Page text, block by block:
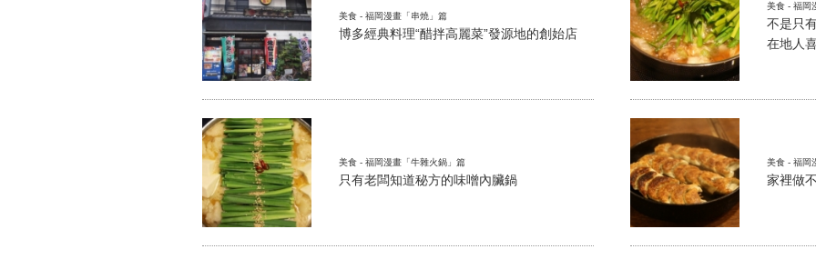
美食 - 福岡漫畫「串燒」篇
博多經典料理“醋拌高麗菜”發源地的創始店
美食 - 福岡
不是只
在地人
美食 - 福岡漫畫「牛雜火鍋」篇
只有老闆知道秘方的味噌內臟鍋
美食 - 福岡
家裡做